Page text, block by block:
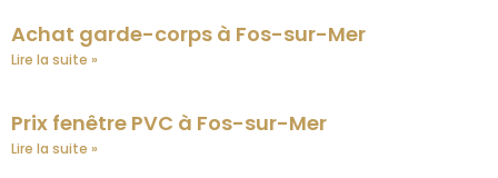
Achat garde-corps à Fos-sur-Mer
Lire la suite »
Prix fenêtre PVC à Fos-sur-Mer
Lire la suite »